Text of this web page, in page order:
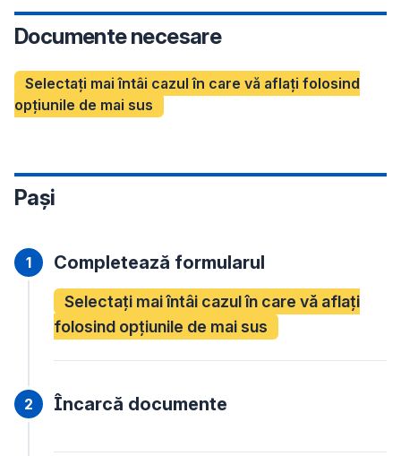
Documente necesare
Selectați mai întâi cazul în care vă aflați folosind
opțiunile de mai sus
Pași
Completează formularul
Selectați mai întâi cazul în care vă aflați
folosind opțiunile de mai sus
Încarcă documente